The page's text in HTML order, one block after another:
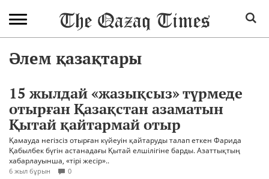
Әлем қазақтары
15 жылдай «жазықсыз» түрмеде
отырған Қазақстан азаматын
Қытай қайтармай отыр
Қамауда негізсіз отырған күйеуін қайтаруды талап еткен Фарида
Қабылбек бүгін астанадағы Қытай елшілігіне барды. Азаттықтың
хабарлауынша, «тірі жесір»..
6 жыл бұрын 0